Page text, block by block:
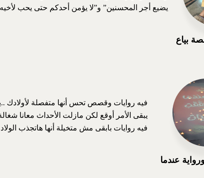
بياع
يضيع أجر المحسنين” و”لا يؤمن أحدكم حتى يحب
عندما
فيه روايات وقصص تحس أنها متفصلة لأولادك
يبقى الأمر أوقع لكن مازلت الأحداث معانا
فيه روايات بابقى مش متخيلة أنها هاتجذب